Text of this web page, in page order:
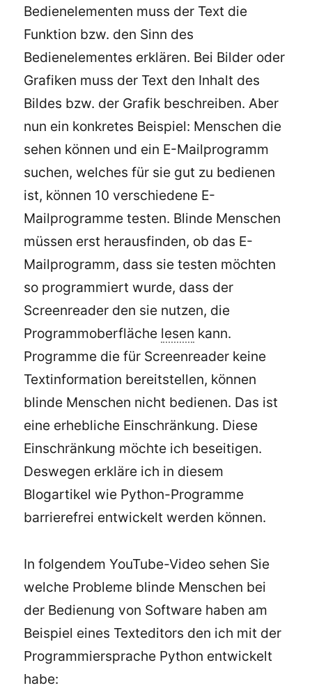
Bedienelementen muss der Text die
Funktion bzw. den Sinn des
Bedienelementes erklären. Bei Bilder oder
Grafiken muss der Text den Inhalt des
Bildes bzw. der Grafik beschreiben. Aber
nun ein konkretes Beispiel: Menschen die
sehen können und ein E-Mailprogramm
suchen, welches für sie gut zu bedienen
ist, können 10 verschiedene E-
Mailprogramme testen. Blinde Menschen
müssen erst herausfinden, ob das E-
Mailprogramm, dass sie testen möchten
so programmiert wurde, dass der
Screenreader den sie nutzen, die
Programmoberfläche lesen kann.
Programme die für Screenreader keine
Textinformation bereitstellen, können
blinde Menschen nicht bedienen. Das ist
eine erhebliche Einschränkung. Diese
Einschränkung möchte ich beseitigen.
Deswegen erkläre ich in diesem
Blogartikel wie Python-Programme
barrierefrei entwickelt werden können.
In folgendem YouTube-Video sehen Sie
welche Probleme blinde Menschen bei
der Bedienung von Software haben am
Beispiel eines Texteditors den ich mit der
Programmiersprache Python entwickelt
habe: